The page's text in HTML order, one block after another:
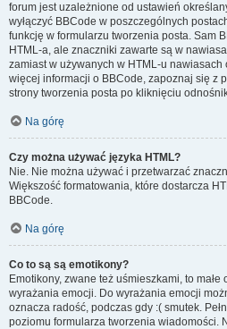
forum jest uzależnione od ustawień
wyłączyć BBCode w poszczególnych
funkcję w formularzu tworzenia posta. Sam
HTML-a, ale znaczniki zawarte są w
zamiast w używanych w HTML-u nawiasach
więcej informacji o BBCode, zapoznaj się z
strony tworzenia posta po kliknięciu
Na górę
Czy można używać języka HTML?
Nie. Nie można używać i przetwarzać
Większość formatowania, które dostarcza
BBCode.
Na górę
Co to są są emotikony?
Emotikony, zwane też uśmieszkami, to
wyrażania emocji. Do wyrażania emocji
oznacza radość, podczas gdy :( smutek.
poziomu formularza tworzenia wiadomości.